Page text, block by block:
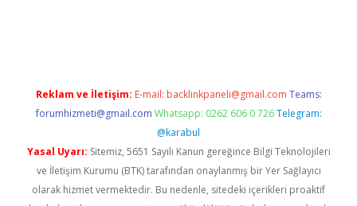
Reklam ve İletişim: E-mail: backlinkpaneli@gmail.com Teams:
forumhizmeti@gmail.com Whatsapp: 0262 606 0 726 Telegram:
@karabul
Yasal Uyarı: Sitemiz, 5651 Sayılı Kanun gereğince Bilgi Teknolojileri
ve İletişim Kurumu (BTK) tarafından onaylanmış bir Yer Sağlayıcı
olarak hizmet vermektedir. Bu nedenle, sitedeki içerikleri proaktif